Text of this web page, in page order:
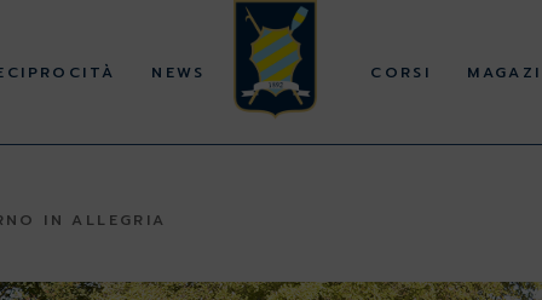
NEWS CORSI
IN ALLEGRIA